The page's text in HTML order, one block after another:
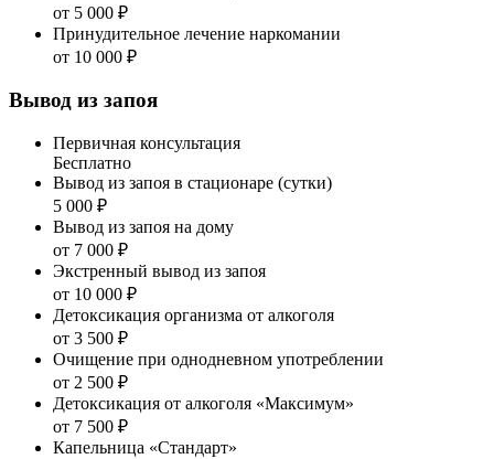
от 5 000 ₽
Принудительное лечение наркомании
от 10 000 ₽
Вывод из запоя
Первичная консультация
Бесплатно
Вывод из запоя в стационаре (сутки)
5 000 ₽
Вывод из запоя на дому
от 7 000 ₽
Экстренный вывод из запоя
от 10 000 ₽
Детоксикация организма от алкоголя
от 3 500 ₽
Очищение при однодневном употреблении
от 2 500 ₽
Детоксикация от алкоголя «Максимум»
от 7 500 ₽
Капельница «Стандарт»